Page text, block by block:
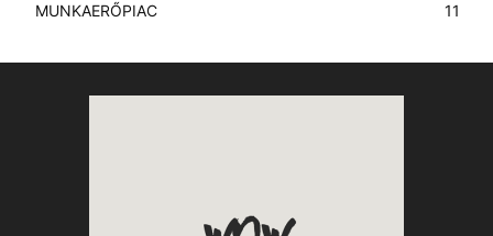
MUNKAERŐPIAC
11